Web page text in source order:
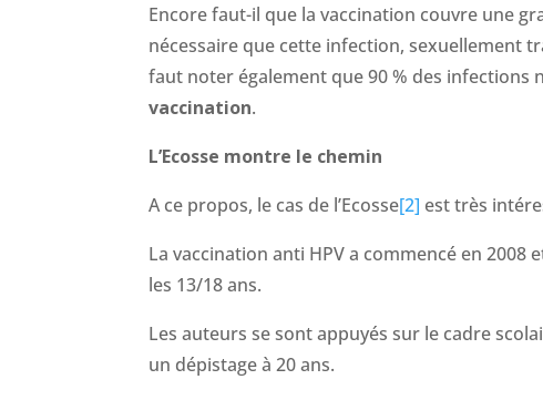
Encore faut-il que la vaccination couvre une
nécessaire que cette infection, sexuellement
faut noter également que 90 % des infections
vaccination.
L’Ecosse montre le chemin
A ce propos, le cas de l’Ecosse[2] est très
La vaccination anti HPV a commencé en
les 13/18 ans.
Les auteurs se sont appuyés sur le cadre
un dépistage à 20 ans.